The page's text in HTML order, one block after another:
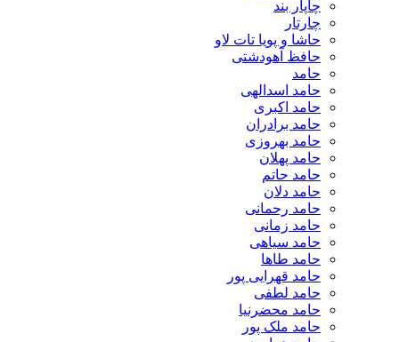
چاپار بند
چارتار
حاشا و پویا تات لاو
حافظ آهودشتی
حامد
حامد اسدالهی
حامد اکبری
حامد برادران
حامد بهروزی
حامد پهلان
حامد حاتم
حامد دلان
حامد رحمانی
حامد زمانی
حامد سیاهی
حامد طاها
حامد قهرایی پور
حامد لطفی
حامد محضرنیا
حامد ملک پور